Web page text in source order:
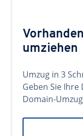
umziehen
Umzug in 3
Geben Sie
Domain-